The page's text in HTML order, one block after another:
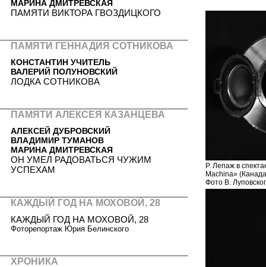
Р. Лепаж в
Machina»
Фото В.
МАРИНА ДМИТРЕВСКАЯ
ПАМЯТИ ВИКТОРА ГВОЗДИЦКОГО
ПАМЯТИ ГЕННАДИЯ СОТНИКОВА
КОНСТАНТИН УЧИТЕЛЬ
ВАЛЕРИЙ ПОЛУНОВСКИЙ
ЛОДКА СОТНИКОВА
ПАМЯТИ АЛЕКСЕЯ КАЗАНЦЕВА
АЛЕКСЕЙ ДУБРОВСКИЙ
ВЛАДИМИР ТУМАНОВ
МАРИНА ДМИТРЕВСКАЯ
ОН УМЕЛ РАДОВАТЬСЯ ЧУЖИМ
УСПЕХАМ
КАЖДЫЙ ГОД НА МОХОВОЙ, 28
КАЖДЫЙ ГОД НА МОХОВОЙ, 28
Фоторепортаж Юрия Белинского
ХРОНИКА